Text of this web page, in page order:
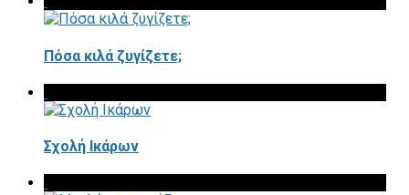
Πόσα κιλά ζυγίζετε;
Σχολή Ικάρων